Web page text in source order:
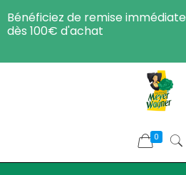
0
Bénéficiez de remise immédiate
dès 100€ d'achat